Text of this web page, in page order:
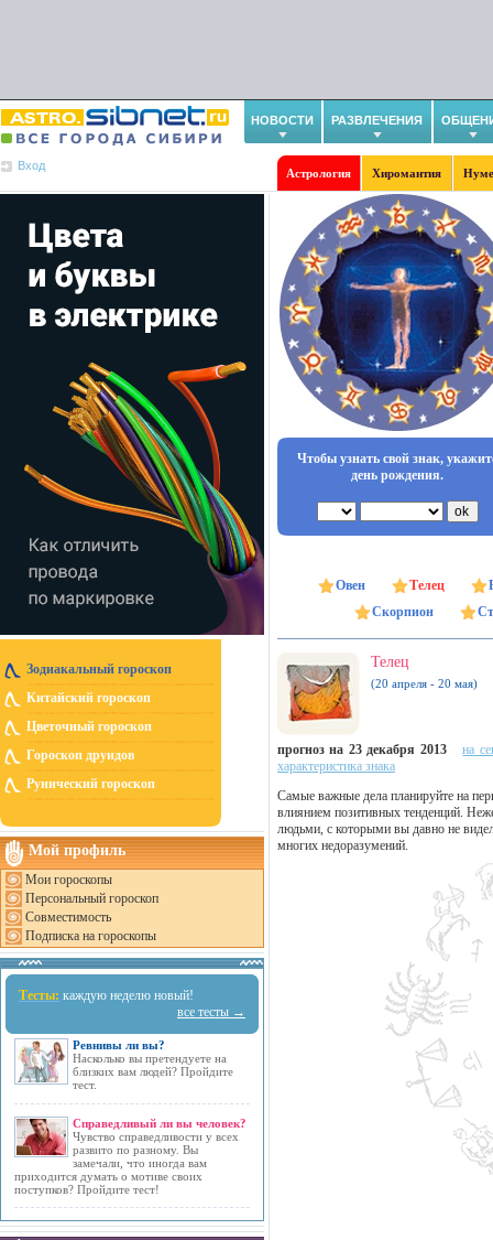
НОВОСТИ РАЗВЛЕЧЕНИЯ
Вход
Астрология Хиромантия
Зодиакальный гороскоп
Китайский гороскоп
Цветочный гороскоп
Гороскоп друидов
Рунический гороскоп
Мой профиль
Мои гороскопы
Персональный гороскоп
Совместимость
Подписка на гороскопы
Тесты: каждую неделю новый!
все тесты →
Ревнивы ли вы?
Насколько вы претендуете на
близких вам людей? Пройдите
тест.
Справедливый ли вы человек?
Чувство справедливости у всех
развито по разному. Вы
замечали, что иногда вам
приходится думать о мотиве своих
поступков? Пройдите тест!
Чтобы узнать свой знак,
день рождения.
Овен Телец
Скорпион
Телец
(20 апреля - 20 мая)
прогноз на 23 декабря 2013
на
характеристика знака
Самые важные дела планируйте на
влиянием позитивных тенденций.
людьми, с которыми вы давно не
многих недоразумений.